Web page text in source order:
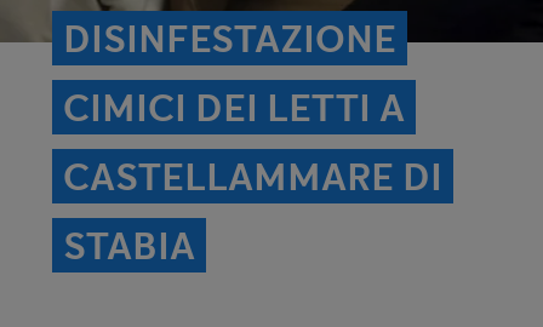
DISINFESTAZIONE
CIMICI DEI LETTI A
CASTELLAMMARE DI
STABIA